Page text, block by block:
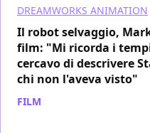
DREAMWORKS ANIMATION
Il robot selvaggio,
film: "Mi ricorda i
cercavo di descrivere
chi non l'aveva visto"
FILM